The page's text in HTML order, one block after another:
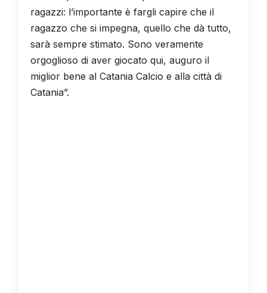
ragazzi: l’importante è fargli capire che il
ragazzo che si impegna, quello che dà tutto,
sarà sempre stimato. Sono veramente
orgoglioso di aver giocato qui, auguro il
miglior bene al Catania Calcio e alla città di
Catania”.